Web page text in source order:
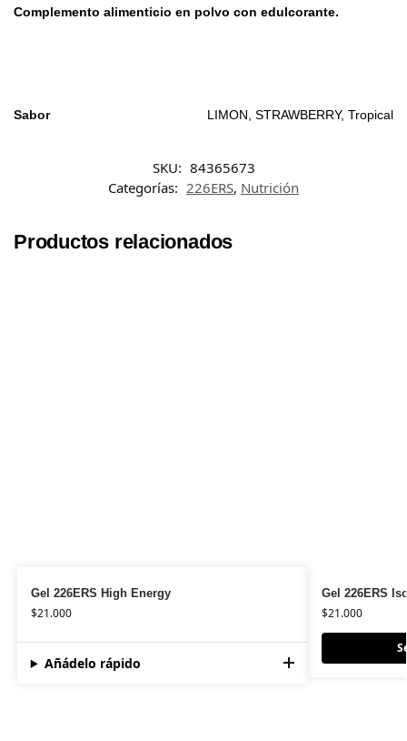
Complemento alimenticio en polvo con edulcorante.
Sabor LIMON, STRAWBERRY, Tropical
SKU: 84365673
Categorías: 226ERS, Nutrición
Productos relacionados
Gel 226ERS High Energy
$21.000
Añádelo rápido
Gel 226ERS
$21.000